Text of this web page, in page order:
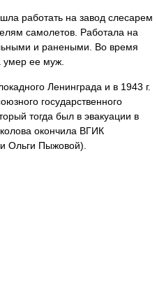
работать на завод слесарем
самолетов. Работала на
и ранеными. Во время
умер ее муж.
Ленинграда и в 1943 г.
государственного
тогда был в эвакуации в
окончила ВГИК
Ольги Пыжовой).